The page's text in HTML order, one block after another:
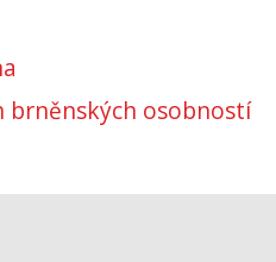
brněnských osobností